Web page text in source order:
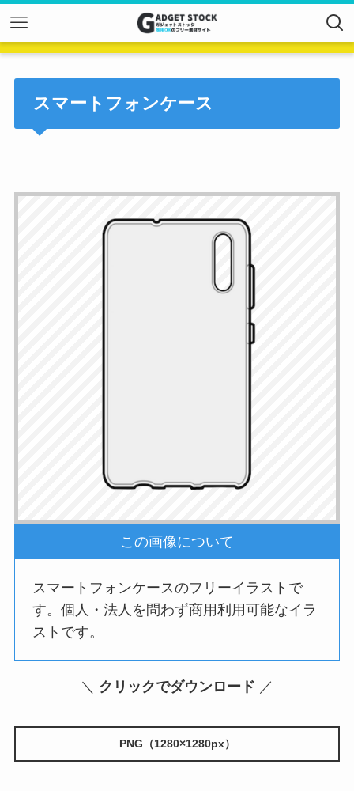
スマートフォンケース
この画像について
スマートフォンケースのフリーイラストで
す。個人・法人を問わず商用利用可能なイラ
ストです。
＼ クリックでダウンロード ／
PNG（1280×1280px）